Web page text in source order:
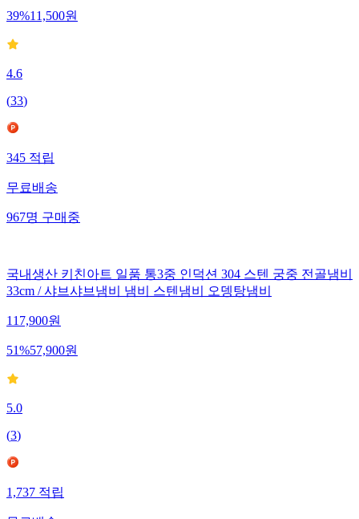
39%11,500원
4.6
(33)
345적립
무료배송
967명구매중
국내생산 키친아트 일품 통3중 인덕션 304 스텐 궁중 전골냄비
33cm / 샤브샤브냄비 냄비 스텐냄비 오뎅탕냄비
117,900원
51%57,900원
5.0
(3)
1,737적립